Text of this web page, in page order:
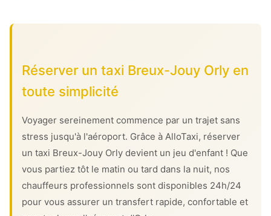
Réserver un taxi Breux-Jouy Orly en
toute simplicité
Voyager sereinement commence par un trajet sans
stress jusqu'à l'aéroport. Grâce à AlloTaxi, réserver
un taxi Breux-Jouy Orly devient un jeu d'enfant ! Que
vous partiez tôt le matin ou tard dans la nuit, nos
chauffeurs professionnels sont disponibles 24h/24
pour vous assurer un transfert rapide, confortable et